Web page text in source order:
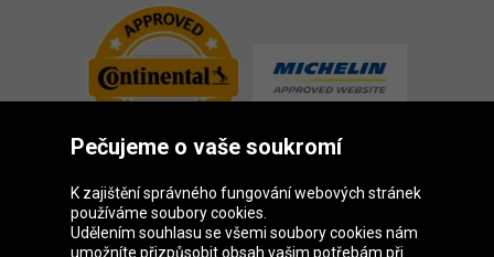
Pečujeme o vaše soukromí
K zajištění správného fungování webových stránek
používáme soubory cookies.
Udělením souhlasu se všemi soubory cookies nám
umožníte přizpůsobit obsah vašim potřebám při